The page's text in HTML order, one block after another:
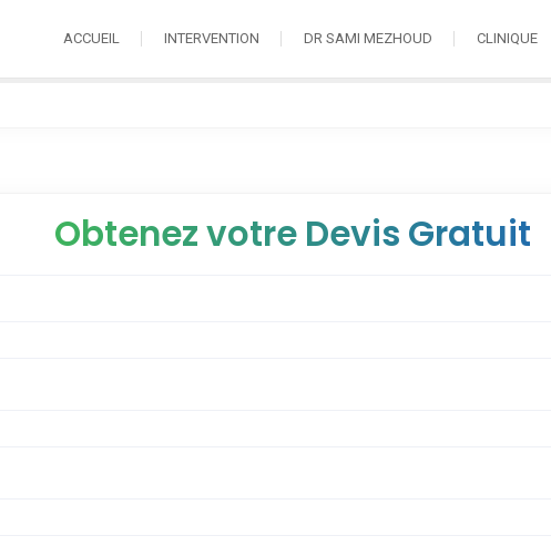
ACCUEIL INTERVENTION DR SAMI MEZHOUD CLINIQUE
Obtenez votre Devis Gratuit